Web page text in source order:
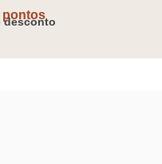
pontos
desconto